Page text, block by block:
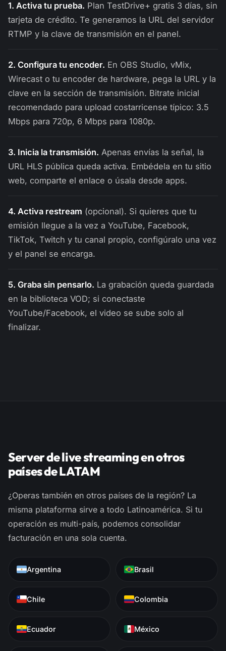
1. Activa tu prueba. Plan TestDrive+ gratis 3 días, sin
tarjeta de crédito. Te generamos la URL del servidor
RTMP y la clave de transmisión en el panel.
2. Configura tu encoder. En OBS Studio, vMix,
Wirecast o tu encoder de hardware, pega la URL y la
clave en la sección de transmisión. Bitrate inicial
recomendado para upload costarricense típico: 3.5
Mbps para 720p, 6 Mbps para 1080p.
3. Inicia la transmisión. Apenas envías la señal, la
URL HLS pública queda activa. Embédela en tu sitio
web, comparte el enlace o úsala desde apps.
4. Activa restream (opcional). Si quieres que tu
emisión llegue a la vez a YouTube, Facebook,
TikTok, Twitch y tu canal propio, configúralo una vez
y el panel se encarga.
5. Graba sin pensarlo. La grabación queda guardada
en la biblioteca VOD; si conectaste
YouTube/Facebook, el video se sube solo al
finalizar.
Server de live streaming en otros
países de LATAM
¿Operas también en otros países de la región? La
misma plataforma sirve a todo Latinoamérica. Si tu
operación es multi-país, podemos consolidar
facturación en una sola cuenta.
Argentina Brasil
Chile Colombia
Ecuador México